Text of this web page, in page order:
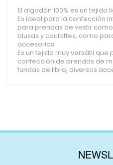
El algodón 100% es un
Es ideal para la confección
para prendas de vestir
blusas y coulottes, como
accesorios
Es un tejido muy versátil
confección de prendas de
fundas de libro, diversos